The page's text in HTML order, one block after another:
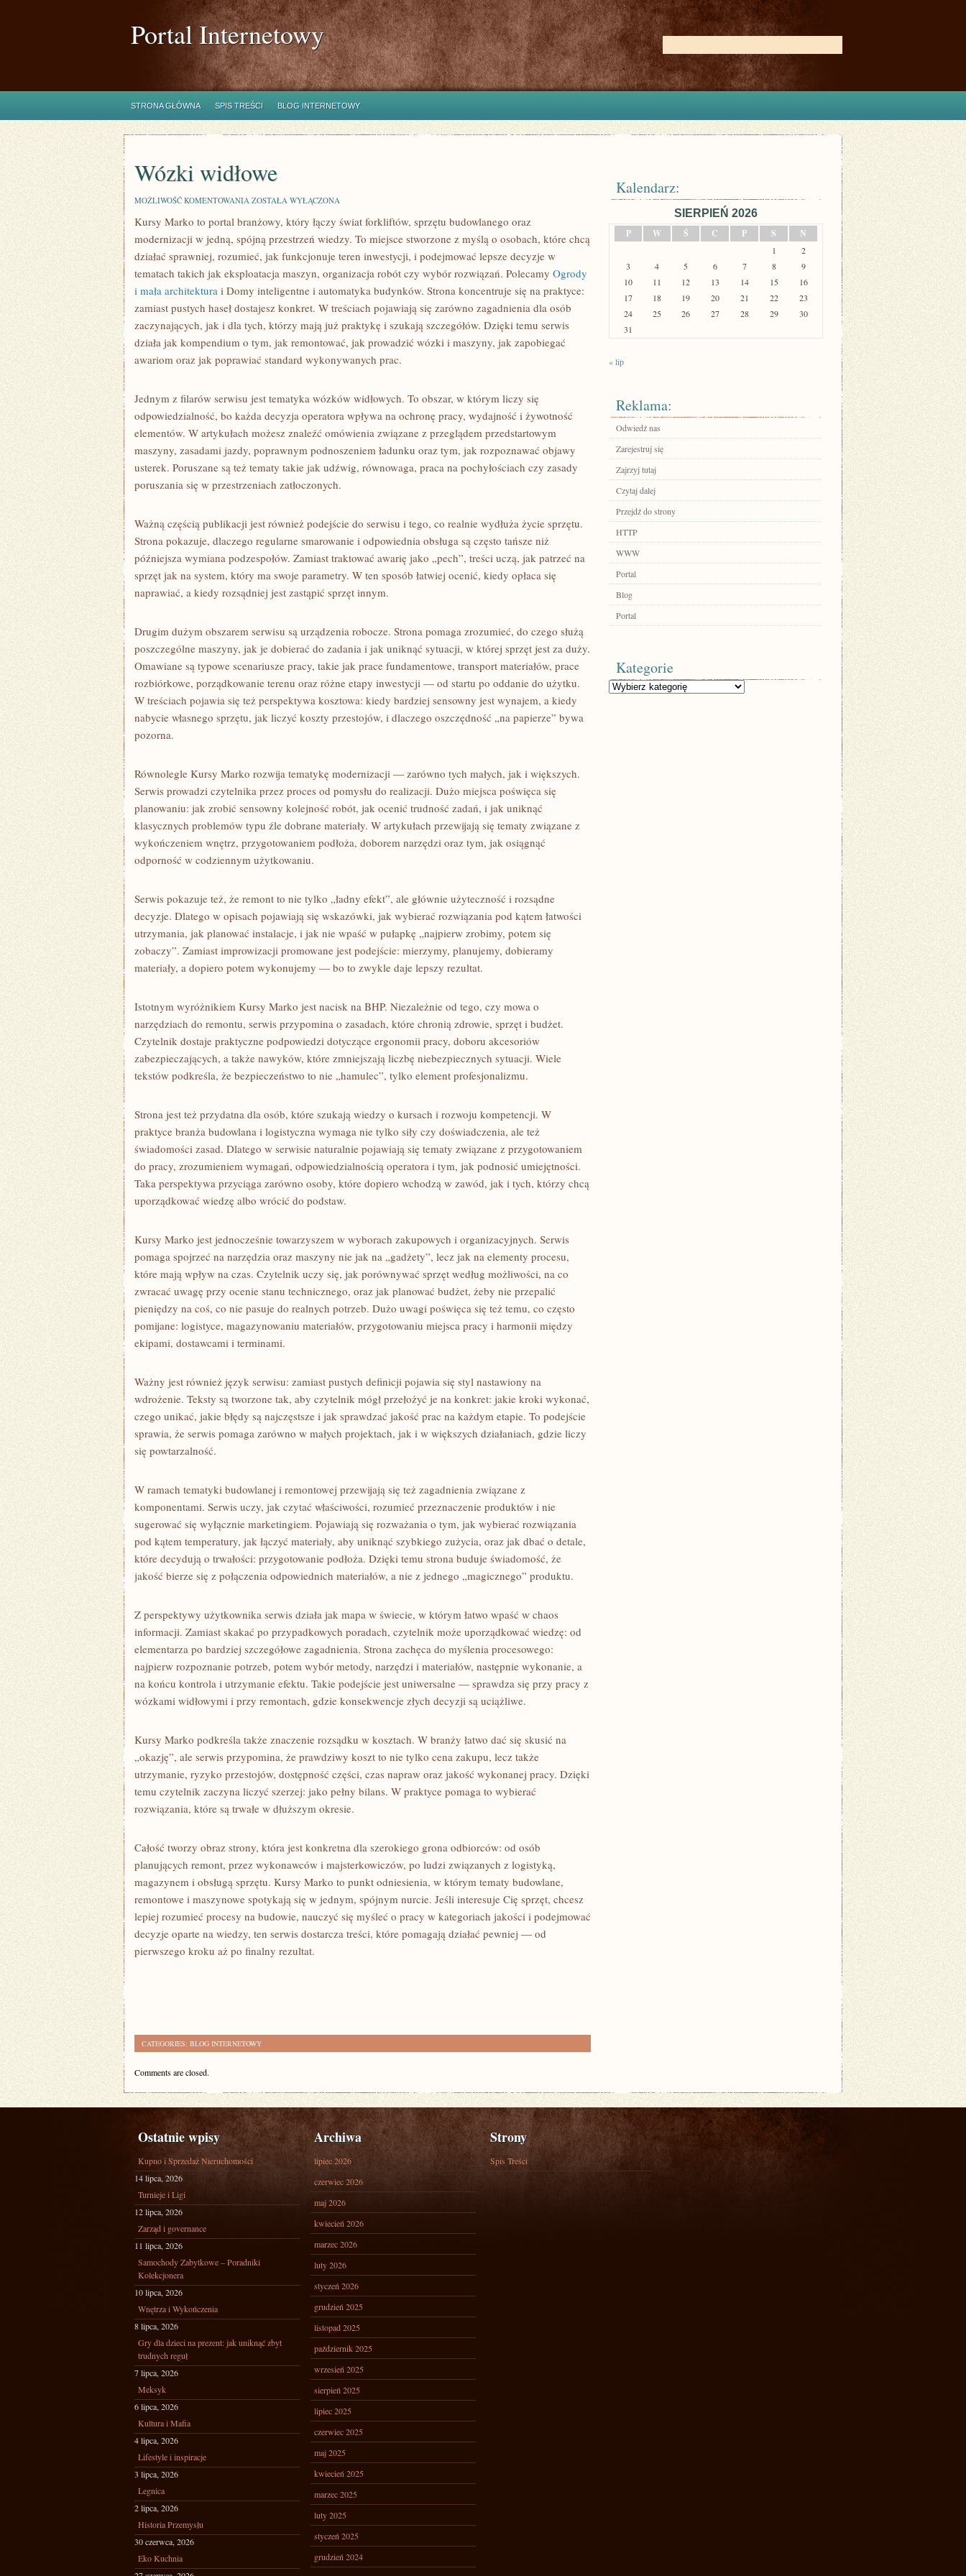
Portal Internetowy
STRONA GŁÓWNA SPIS TREŚCI BLOG INTERNETOWY
Wózki widłowe
MOŻLIWOŚĆ KOMENTOWANIA WÓZKI
ZOSTAŁA WYŁĄCZONA
Kursy Marko to portal branżowy, który łączy świat forkliftów, sprzętu budowlanego oraz
modernizacji w jedną, spójną przestrzeń wiedzy. To miejsce stworzone z myślą o osobach, które chcą
działać sprawniej, rozumieć, jak funkcjonuje teren inwestycji, i podejmować lepsze decyzje w
tematach takich jak eksploatacja maszyn, organizacja robót czy wybór rozwiązań. Polecamy Ogrody
i mała architektura i Domy inteligentne i automatyka budynków. Strona koncentruje się na praktyce:
zamiast pustych haseł dostajesz konkret. W treściach pojawiają się zarówno zagadnienia dla osób
zaczynających, jak i dla tych, którzy mają już praktykę i szukają szczegółów. Dzięki temu serwis
działa jak kompendium o tym, jak remontować, jak prowadzić wózki i maszyny, jak zapobiegać
awariom oraz jak poprawiać standard wykonywanych prac.
Jednym z filarów serwisu jest tematyka wózków widłowych. To obszar, w którym liczy się
odpowiedzialność, bo każda decyzja operatora wpływa na ochronę pracy, wydajność i żywotność
elementów. W artykułach możesz znaleźć omówienia związane z przeglądem przedstartowym
maszyny, zasadami jazdy, poprawnym podnoszeniem ładunku oraz tym, jak rozpoznawać objawy
usterek. Poruszane są też tematy takie jak udźwig, równowaga, praca na pochyłościach czy zasady
poruszania się w przestrzeniach zatłoczonych.
Ważną częścią publikacji jest również podejście do serwisu i tego, co realnie wydłuża życie sprzętu.
Strona pokazuje, dlaczego regularne smarowanie i odpowiednia obsługa są często tańsze niż
późniejsza wymiana podzespołów. Zamiast traktować awarię jako „pech”, treści uczą, jak patrzeć na
sprzęt jak na system, który ma swoje parametry. W ten sposób łatwiej ocenić, kiedy opłaca się
naprawiać, a kiedy rozsądniej jest zastąpić sprzęt innym.
Drugim dużym obszarem serwisu są urządzenia robocze. Strona pomaga zrozumieć, do czego służą
poszczególne maszyny, jak je dobierać do zadania i jak uniknąć sytuacji, w której sprzęt jest za duży.
Omawiane są typowe scenariusze pracy, takie jak prace fundamentowe, transport materiałów, prace
rozbiórkowe, porządkowanie terenu oraz różne etapy inwestycji — od startu po oddanie do użytku.
W treściach pojawia się też perspektywa kosztowa: kiedy bardziej sensowny jest wynajem, a kiedy
nabycie własnego sprzętu, jak liczyć koszty przestojów, i dlaczego oszczędność „na papierze” bywa
pozorna.
Równolegle Kursy Marko rozwija tematykę modernizacji — zarówno tych małych, jak i większych.
Serwis prowadzi czytelnika przez proces od pomysłu do realizacji. Dużo miejsca poświęca się
planowaniu: jak zrobić sensowny kolejność robót, jak ocenić trudność zadań, i jak uniknąć
klasycznych problemów typu źle dobrane materiały. W artykułach przewijają się tematy związane z
wykończeniem wnętrz, przygotowaniem podłoża, doborem narzędzi oraz tym, jak osiągnąć
odporność w codziennym użytkowaniu.
Serwis pokazuje też, że remont to nie tylko „ładny efekt”, ale głównie użyteczność i rozsądne
decyzje. Dlatego w opisach pojawiają się wskazówki, jak wybierać rozwiązania pod kątem łatwości
utrzymania, jak planować instalacje, i jak nie wpaść w pułapkę „najpierw zrobimy, potem się
zobaczy”. Zamiast improwizacji promowane jest podejście: mierzymy, planujemy, dobieramy
materiały, a dopiero potem wykonujemy — bo to zwykle daje lepszy rezultat.
Istotnym wyróżnikiem Kursy Marko jest nacisk na BHP. Niezależnie od tego, czy mowa o
narzędziach do remontu, serwis przypomina o zasadach, które chronią zdrowie, sprzęt i budżet.
Czytelnik dostaje praktyczne podpowiedzi dotyczące ergonomii pracy, doboru akcesoriów
zabezpieczających, a także nawyków, które zmniejszają liczbę niebezpiecznych sytuacji. Wiele
tekstów podkreśla, że bezpieczeństwo to nie „hamulec”, tylko element profesjonalizmu.
Strona jest też przydatna dla osób, które szukają wiedzy o kursach i rozwoju kompetencji. W
praktyce branża budowlana i logistyczna wymaga nie tylko siły czy doświadczenia, ale też
świadomości zasad. Dlatego w serwisie naturalnie pojawiają się tematy związane z przygotowaniem
do pracy, zrozumieniem wymagań, odpowiedzialnością operatora i tym, jak podnosić umiejętności.
Taka perspektywa przyciąga zarówno osoby, które dopiero wchodzą w zawód, jak i tych, którzy chcą
uporządkować wiedzę albo wrócić do podstaw.
Kursy Marko jest jednocześnie towarzyszem w wyborach zakupowych i organizacyjnych. Serwis
pomaga spojrzeć na narzędzia oraz maszyny nie jak na „gadżety”, lecz jak na elementy procesu,
które mają wpływ na czas. Czytelnik uczy się, jak porównywać sprzęt według możliwości, na co
zwracać uwagę przy ocenie stanu technicznego, oraz jak planować budżet, żeby nie przepalić
pieniędzy na coś, co nie pasuje do realnych potrzeb. Dużo uwagi poświęca się też temu, co często
pomijane: logistyce, magazynowaniu materiałów, przygotowaniu miejsca pracy i harmonii między
ekipami, dostawcami i terminami.
Ważny jest również język serwisu: zamiast pustych definicji pojawia się styl nastawiony na
wdrożenie. Teksty są tworzone tak, aby czytelnik mógł przełożyć je na konkret: jakie kroki wykonać,
czego unikać, jakie błędy są najczęstsze i jak sprawdzać jakość prac na każdym etapie. To podejście
sprawia, że serwis pomaga zarówno w małych projektach, jak i w większych działaniach, gdzie liczy
się powtarzalność.
W ramach tematyki budowlanej i remontowej przewijają się też zagadnienia związane z
komponentami. Serwis uczy, jak czytać właściwości, rozumieć przeznaczenie produktów i nie
sugerować się wyłącznie marketingiem. Pojawiają się rozważania o tym, jak wybierać rozwiązania
pod kątem temperatury, jak łączyć materiały, aby uniknąć szybkiego zużycia, oraz jak dbać o detale,
które decydują o trwałości: przygotowanie podłoża. Dzięki temu strona buduje świadomość, że
jakość bierze się z połączenia odpowiednich materiałów, a nie z jednego „magicznego” produktu.
Z perspektywy użytkownika serwis działa jak mapa w świecie, w którym łatwo wpaść w chaos
informacji. Zamiast skakać po przypadkowych poradach, czytelnik może uporządkować wiedzę: od
elementarza po bardziej szczegółowe zagadnienia. Strona zachęca do myślenia procesowego:
najpierw rozpoznanie potrzeb, potem wybór metody, narzędzi i materiałów, następnie wykonanie, a
na końcu kontrola i utrzymanie efektu. Takie podejście jest uniwersalne — sprawdza się przy pracy z
wózkami widłowymi i przy remontach, gdzie konsekwencje złych decyzji są uciążliwe.
Kursy Marko podkreśla także znaczenie rozsądku w kosztach. W branży łatwo dać się skusić na
„okazję”, ale serwis przypomina, że prawdziwy koszt to nie tylko cena zakupu, lecz także
utrzymanie, ryzyko przestojów, dostępność części, czas napraw oraz jakość wykonanej pracy. Dzięki
temu czytelnik zaczyna liczyć szerzej: jako pełny bilans. W praktyce pomaga to wybierać
rozwiązania, które są trwałe w dłuższym okresie.
Całość tworzy obraz strony, która jest konkretna dla szerokiego grona odbiorców: od osób
planujących remont, przez wykonawców i majsterkowiczów, po ludzi związanych z logistyką,
magazynem i obsługą sprzętu. Kursy Marko to punkt odniesienia, w którym tematy budowlane,
remontowe i maszynowe spotykają się w jednym, spójnym nurcie. Jeśli interesuje Cię sprzęt, chcesz
lepiej rozumieć procesy na budowie, nauczyć się myśleć o pracy w kategoriach jakości i podejmować
decyzje oparte na wiedzy, ten serwis dostarcza treści, które pomagają działać pewniej — od
pierwszego kroku aż po finalny rezultat.
CATEGORIES: BLOG INTERNETOWY
Comments are closed.
Kalendarz:
SIERPIEŃ 2026
P
W Ś C P S N
1
2
3
4 5 6 7 8
9
10
11 12 13 14 15
16
17
18 19 20 21 22
23
24
25 26 27 28 29
30
31
« lip
Reklama:
Odwiedź nas
Zarejestruj się
Zajrzyj tutaj
Czytaj dalej
Przejdź do strony
HTTP
WWW
Portal
Blog
Portal
Kategorie
Kategorie
Ostatnie wpisy
Kupno i Sprzedaż Nieruchomości
14 lipca, 2026
Turnieje i Ligi
12 lipca, 2026
Zarząd i governance
11 lipca, 2026
Samochody Zabytkowe – Poradniki
Kolekcjonera
10 lipca, 2026
Wnętrza i Wykończenia
8 lipca, 2026
Gry dla dzieci na prezent: jak uniknąć zbyt
trudnych reguł
7 lipca, 2026
Meksyk
6 lipca, 2026
Kultura i Mafia
4 lipca, 2026
Lifestyle i inspiracje
3 lipca, 2026
Legnica
2 lipca, 2026
Historia Przemysłu
30 czerwca, 2026
Eko Kuchnia
Archiwa
lipiec 2026
czerwiec 2026
maj 2026
kwiecień 2026
marzec 2026
luty 2026
styczeń 2026
grudzień 2025
listopad 2025
październik 2025
wrzesień 2025
sierpień 2025
lipiec 2025
czerwiec 2025
maj 2025
kwiecień 2025
marzec 2025
luty 2025
styczeń 2025
grudzień 2024
Strony
Spis Treści